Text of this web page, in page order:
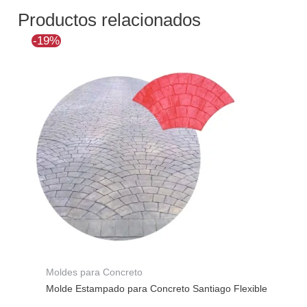
Productos relacionados
-19%
Moldes para Concreto
Molde Estampado para Concreto Santiago Flexible
era:
$146.103.
es:
$118.280.